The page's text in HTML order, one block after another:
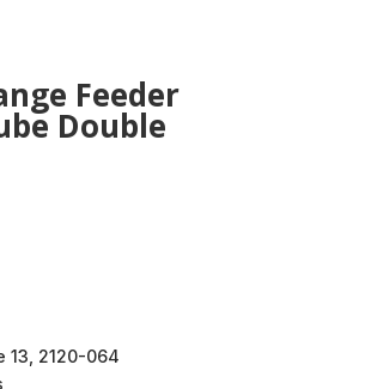
Feeder
Double
13, 2120-064